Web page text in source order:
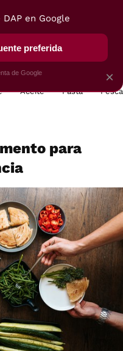
VEGUI
Aceite Pasta
para
×
en Google
preferida
de Google